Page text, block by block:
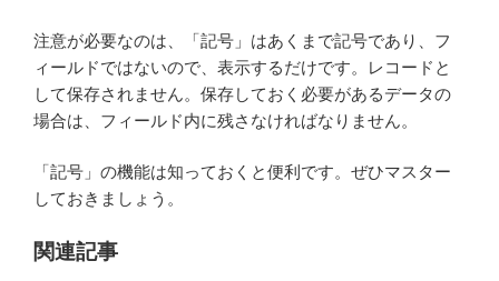
注意が必要なのは、「記号」はあくまで記号であり、フ
ィールドではないので、表示するだけです。レコードと
して保存されません。保存しておく必要があるデータの
場合は、フィールド内に残さなければなりません。
「記号」の機能は知っておくと便利です。ぜひマスター
しておきましょう。
関連記事